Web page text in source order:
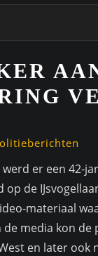
werd er een 42-
op de
materiaal
de media kon
en later ook